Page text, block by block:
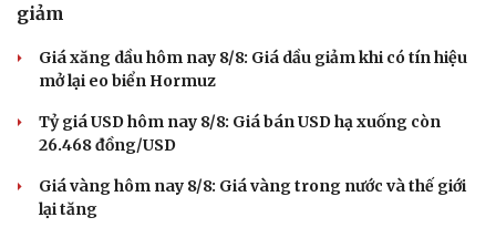
giảm
Giá xăng dầu hôm nay 8/8: Giá dầu giảm khi có tín hiệu
mở lại eo biển Hormuz
Tỷ giá USD hôm nay 8/8: Giá bán USD hạ xuống còn
26.468 đồng/USD
Giá vàng hôm nay 8/8: Giá vàng trong nước và thế giới
lại tăng